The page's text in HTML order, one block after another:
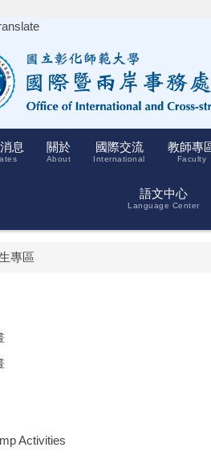
息 關於
About
國際交流
International
教師專
Faculty
語文中心
Language Center
專區
Activities